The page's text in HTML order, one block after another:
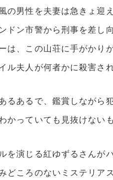
男性を夫妻は急きょ迎え
ン市警から刑事を差し
、この山荘に手がかり
ル夫人が何者かに殺害さ
あるで、鑑賞しながら
っていても見抜けないも
演じる紅ゆずるさんがハ
ころのないミステリア